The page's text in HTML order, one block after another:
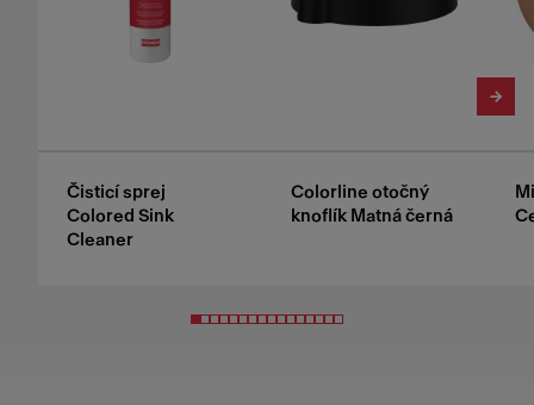
Čisticí sprej
Colored Sink
Cleaner
Colorline otočný
knoflík Matná černá